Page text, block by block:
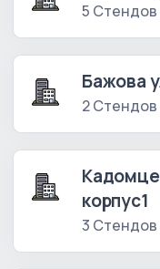
5 Стендов
Бажова
2 Стендов
корпус1
3 Стендов